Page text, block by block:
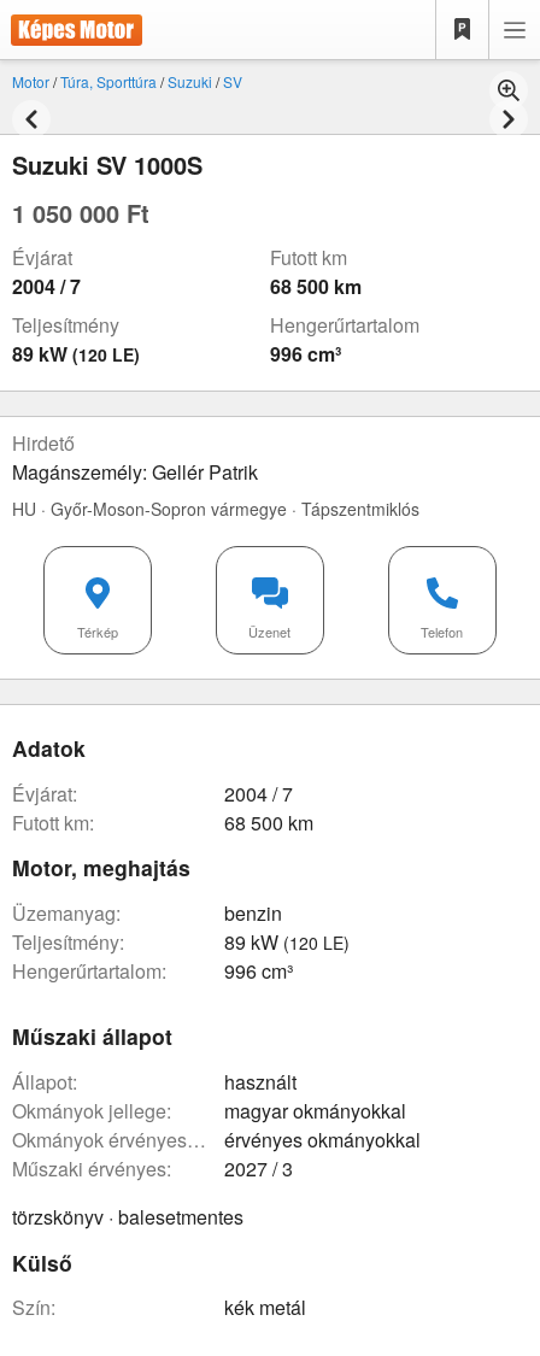
Motor/Túra, Sporttúra /Suzuki /SV
Suzuki SV 1000S
1 050 000 Ft
Évjárat
2004 / 7
Futott km
68 500 km
Teljesítmény
89 kW (120 LE)
Hengerűrtartalom
996 cm³
Hirdető
Magánszemély: Gellér Patrik
HU · Győr-Moson-Sopron vármegye · Tápszentmiklós
Telefon
Üzenet
Térkép
Adatok
évjárat:
2004 / 7
futott km:
68 500 km
Motor, meghajtás
üzemanyag:
benzin
teljesítmény:
89 kW (120 LE)
hengerűrtartalom: 996 cm³
Műszaki állapot
állapot:
használt
okmányok jellege:
magyar okmányokkal
okmányok érvényessége:
érvényes okmányokkal
műszaki érvényes:
2027 / 3
törzskönyv · balesetmentes
Külső
szín: kék metál